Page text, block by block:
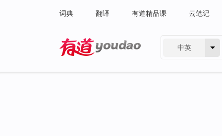
词典 翻译 有道精品课 云笔记
中英